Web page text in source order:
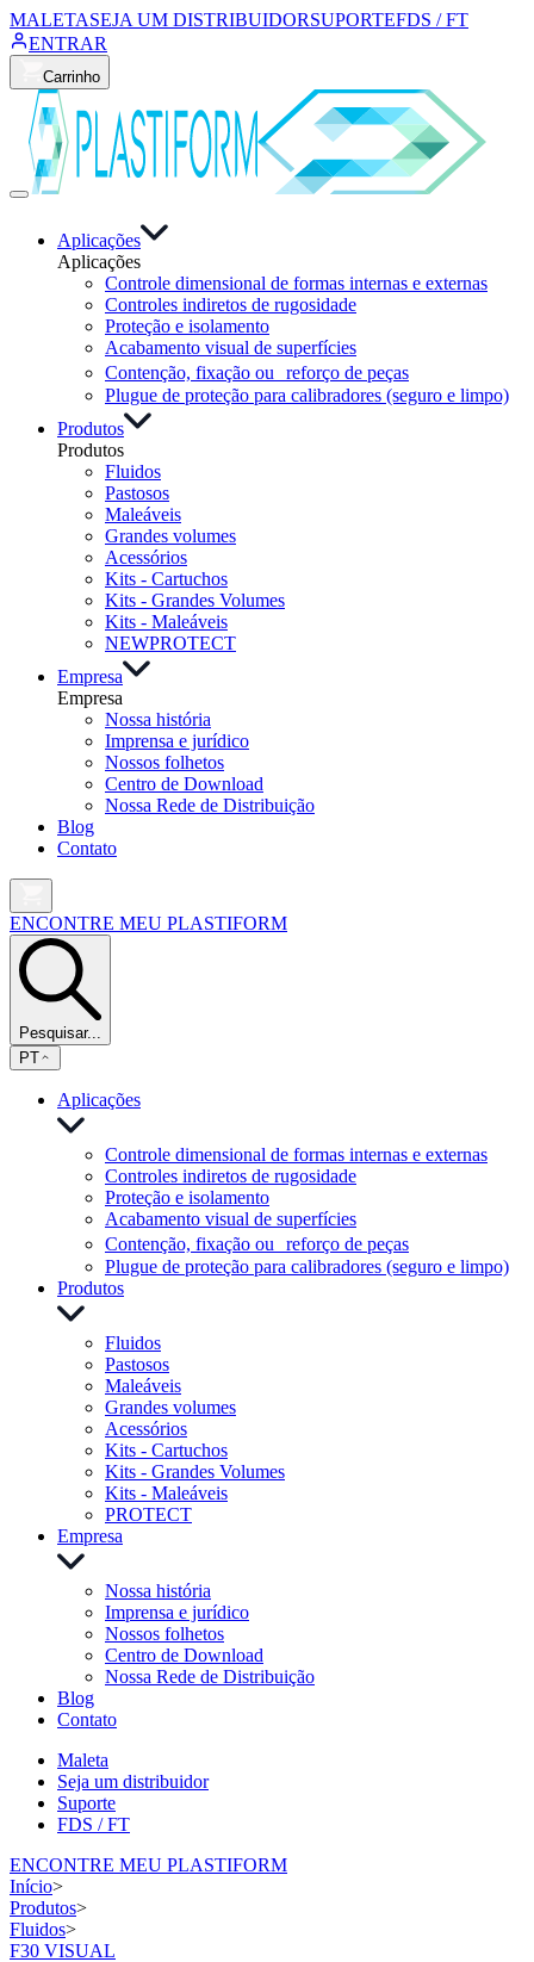
MALETASEJA UM DISTRIBUIDORSUPORTEFDS / FT
ENTRAR
Carrinho
Aplicações
Aplicações
Controle dimensional de formas internas e externas
Controles indiretos de rugosidade
Proteção e isolamento
Acabamento visual de superfícies
Contenção, fixação ou reforço de peças
Plugue de proteção para calibradores (seguro e limpo)
Produtos
Produtos
Fluidos
Pastosos
Maleáveis
Grandes volumes
Acessórios
Kits - Cartuchos
Kits - Grandes Volumes
Kits - Maleáveis
NEWPROTECT
Empresa
Empresa
Nossa história
Imprensa e jurídico
Nossos folhetos
Centro de Download
Nossa Rede de Distribuição
Blog
Contato
ENCONTRE MEU PLASTIFORM
Pesquisar...
PT
Aplicações
Controle dimensional de formas internas e externas
Controles indiretos de rugosidade
Proteção e isolamento
Acabamento visual de superfícies
Contenção, fixação ou reforço de peças
Plugue de proteção para calibradores (seguro e limpo)
Produtos
Fluidos
Pastosos
Maleáveis
Grandes volumes
Acessórios
Kits - Cartuchos
Kits - Grandes Volumes
Kits - Maleáveis
PROTECT
Empresa
Nossa história
Imprensa e jurídico
Nossos folhetos
Centro de Download
Nossa Rede de Distribuição
Blog
Contato
Maleta
Seja um distribuidor
Suporte
FDS / FT
ENCONTRE MEU PLASTIFORM
Início>
Produtos>
Fluidos>
F30 VISUAL